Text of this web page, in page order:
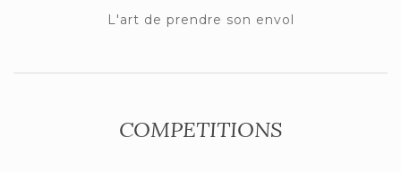
L'art de prendre son envol
COMPETITIONS